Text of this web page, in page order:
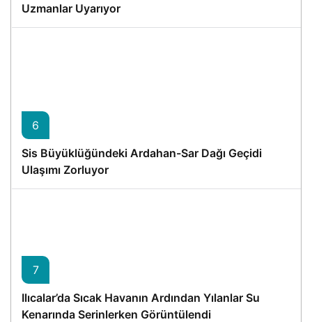
Uzmanlar Uyarıyor
6
Sis Büyüklüğündeki Ardahan-Sar Dağı Geçidi
Ulaşımı Zorluyor
7
Ilıcalar’da Sıcak Havanın Ardından Yılanlar Su
Kenarında Serinlerken Görüntülendi